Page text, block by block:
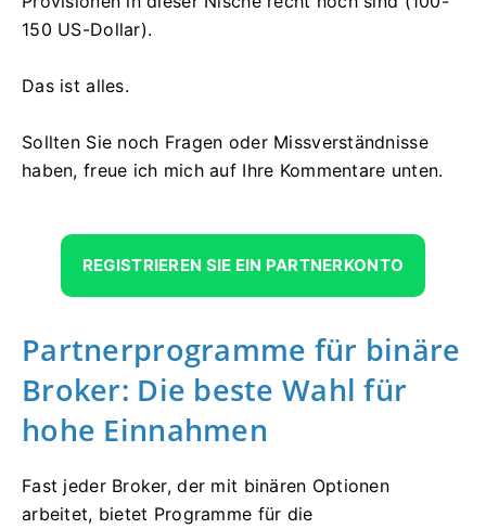
150 US-Dollar).
Das ist alles.
Sollten Sie noch Fragen oder Missverständnisse
haben, freue ich mich auf Ihre Kommentare unten.
REGISTRIEREN SIE EIN PARTNERKONTO
Partnerprogramme für binäre
Broker: Die beste Wahl für
hohe Einnahmen
Fast jeder Broker, der mit binären Optionen
arbeitet, bietet Programme für die